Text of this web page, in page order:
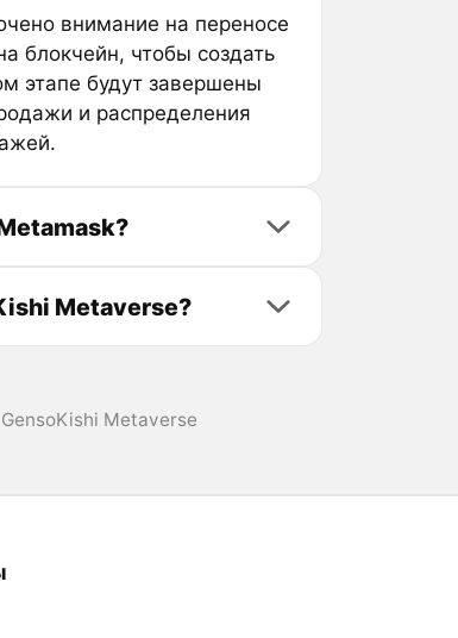
внимание на переносе
блокчейн, чтобы создать
этапе будут завершены
и распределения
Metaverse?
GensoKishi Metaverse